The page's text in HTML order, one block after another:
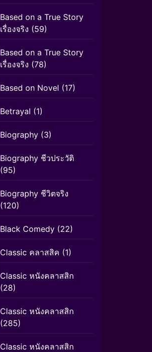
Based on a True Story
เรื่องจริง (59)
Based on a True Story
เรื่องจริง (78)
Based on Novel (17)
Betrayal (1)
Biography (3)
Biography ชีวประวัติ
(95)
Biography ชีวิตจริง
(120)
Black Comedy (22)
Classic คลาสสิค (1)
Classic หนังคลาสสิก
(28)
Classic หนังคลาสสิก
(285)
Classic หนังคลาสสิก